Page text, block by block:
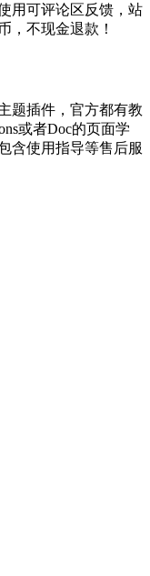
用可评论区反馈，站
，不现金退款！
题插件，官方都有教
或者Doc的页面学
含使用指导等售后服